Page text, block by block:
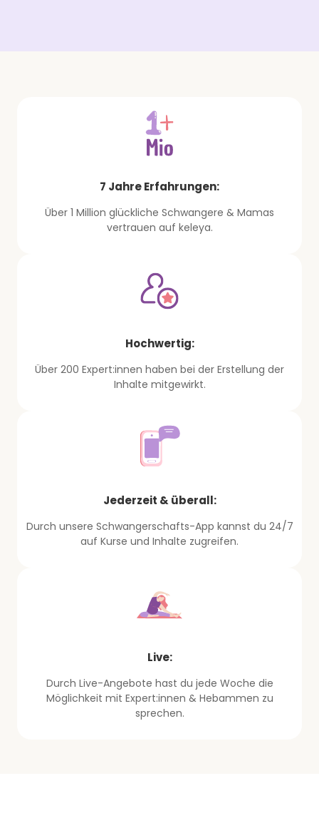
7 Jahre Erfahrungen:
Über 1 Million glückliche Schwangere & Mamas
vertrauen auf keleya.
Hochwertig:
Über 200 Expert:innen haben bei der Erstellung der
Inhalte mitgewirkt.
Jederzeit & überall:
Durch unsere Schwangerschafts-App kannst du 24/7
auf Kurse und Inhalte zugreifen.
Live:
Durch Live-Angebote hast du jede Woche die
Möglichkeit mit Expert:innen & Hebammen zu
sprechen.